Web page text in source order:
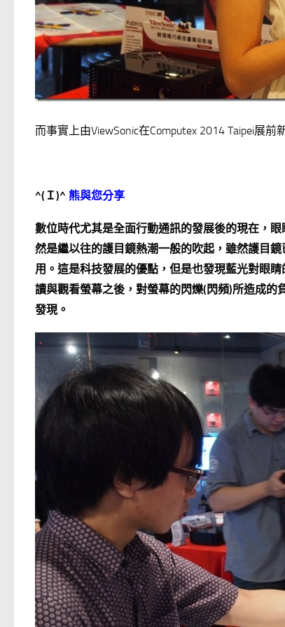
而事實上由ViewSonic在Computex 2014 Taipei展
^( Ｉ)^ 熊與您分享
數位時代尤其是全面行動通訊的發展後的現在，
然是繼以往的護目鏡熱潮一般的吹起，雖然護目
用。這是科技發展的優點，但是也發現藍光對眼
讀與觀看螢幕之後，對螢幕的閃爍(閃頻)所造成的
發現。